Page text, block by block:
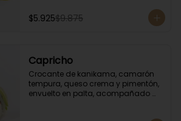
$5.925$9.875
Capricho
Crocante de kanikama, camarón
tempura, queso crema y pimentón,
envuelto en palta, acompañado